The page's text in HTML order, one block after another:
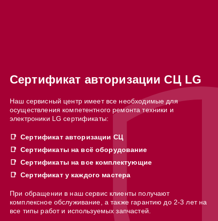
Сертификат авторизации СЦ LG
Наш сервисный центр имеет все необходимые для
осуществления компетентного ремонта техники и
электроники LG сертификаты:
Сертификат авторизации СЦ
Сертификаты на всё оборудование
Сертификаты на все комплектующие
Сертификат у каждого мастера
При обращении в наш сервис клиенты получают
комплексное обслуживание, а также гарантию до 2-3 лет на
все типы работ и используемых запчастей.